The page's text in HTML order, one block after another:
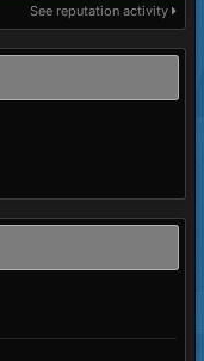
See reputation activity